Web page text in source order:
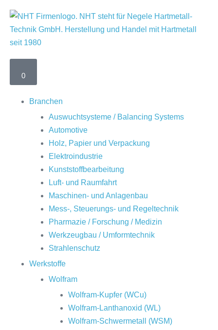
0
Branchen
Auswuchtsysteme / Balancing Systems
Automotive
Holz, Papier und Verpackung
Elektroindustrie
Kunststoffbearbeitung
Luft- und Raumfahrt
Maschinen- und Anlagenbau
Mess-, Steuerungs- und Regeltechnik
Pharmazie / Forschung / Medizin
Werkzeugbau / Umformtechnik
Strahlenschutz
Werkstoffe
Wolfram
Wolfram-Kupfer (WCu)
Wolfram-Lanthanoxid (WL)
Wolfram-Schwermetall (WSM)